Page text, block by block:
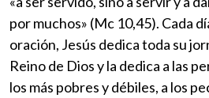
por muchos» (Mc 10,45). Cada
oración, Jesús dedica toda su
Reino de Dios y la dedica a las
los más pobres y débiles, a los